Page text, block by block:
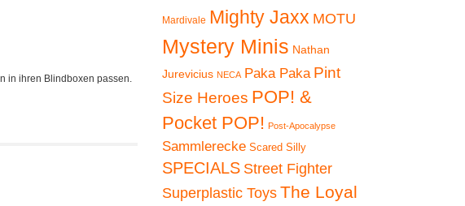
in ihren Blindboxen passen.
Mardivale Mighty Jaxx MOTU
Mystery Minis Nathan
Jurevicius NECA Paka Paka Pint
Size Heroes POP! &
Pocket POP! Post-Apocalypse
Sammlerecke Scared Silly
SPECIALS Street Fighter
Superplastic ToysThe Loyal